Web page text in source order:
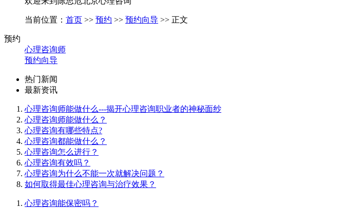
当前位置： 首页 >> 预约 >> 预约向导 >> 正文
预约
心理咨询师
预约向导
热门新闻
最新资讯
心理咨询师能做什么---揭开心理咨询职业者的神秘面纱
心理咨询师能做什么？
心理咨询有哪些特点?
心理咨询都能做什么？
心理咨询怎么进行？
心理咨询有效吗？
心理咨询为什么不能一次就解决问题？
如何取得最佳心理咨询与治疗效果？
心理咨询能保密吗？